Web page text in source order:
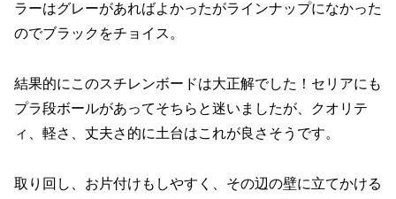
ラーはグレーがあればよかったがラインナップになかった
のでブラックをチョイス。
結果的にこのスチレンボードは大正解でした！セリアにも
プラ段ボールがあってそちらと迷いましたが、クオリテ
ィ、軽さ、丈夫さ的に土台はこれが良さそうです。
取り回し、お片付けもしやすく、その辺の壁に立てかける